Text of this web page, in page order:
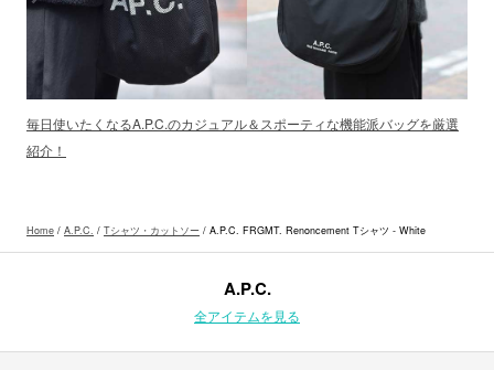
毎日使いたくなるA.P.C.のカジュアル＆スポーティな機能派バッグを厳選
紹介！
Home / A.P.C. / Tシャツ・カットソー / A.P.C. FRGMT. Renoncement Tシャツ - White
A.P.C.
全アイテムを見る